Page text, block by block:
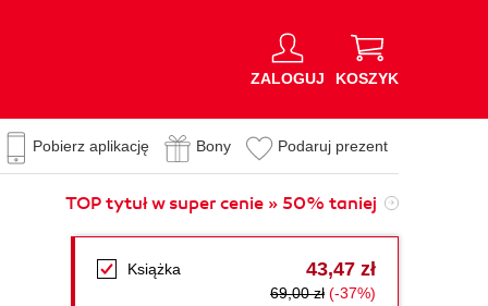
ZALOGUJ KOSZYK
Pobierz aplikację Bony Podaruj prezent
TOP tytuł w super cenie » 50% taniej
Książka 43,47 zł
69,00 zł (-37%)